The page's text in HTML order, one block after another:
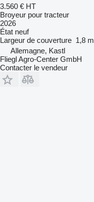
3.560 € HT
Broyeur pour tracteur
2026
État neuf
Largeur de couverture 1,8 m
Allemagne, Kastl
Fliegl Agro-Center GmbH
Contacter le vendeur